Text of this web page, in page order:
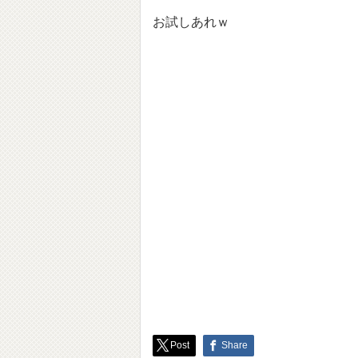
お試しあれｗ
Post Share